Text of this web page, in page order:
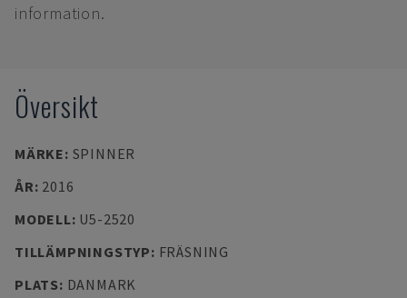
information.
Översikt
MÄRKE: SPINNER
ÅR: 2016
MODELL: U5-2520
TILLÄMPNINGSTYP: FRÄSNING
PLATS: DANMARK